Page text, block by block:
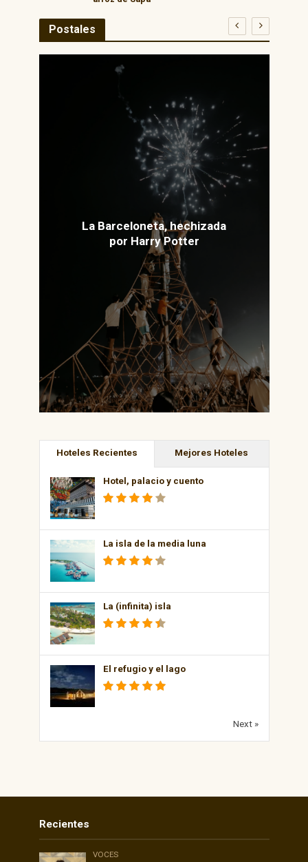
Postales
La Barceloneta, hechizada
por Harry Potter
Hoteles Recientes Mejores Hoteles
Hotel, palacio y cuento
La isla de la media luna
La (infinita) isla
El refugio y el lago
Next »
Recientes
VOCES